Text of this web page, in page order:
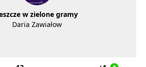
w zielone gramy
Daria Zawiałow